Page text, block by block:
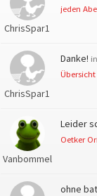
ChrisSpar1
jeden
ChrisSpar1
Danke! in
Übersicht
Vanbommel
Leider
Oetker
ohne